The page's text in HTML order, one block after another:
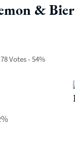
& Bier
78 Votes - 54%